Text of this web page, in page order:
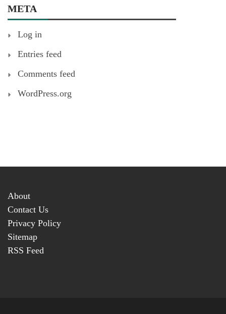
META
Log in
Entries feed
Comments feed
WordPress.org
About
Contact Us
Privacy Policy
Sitemap
RSS Feed